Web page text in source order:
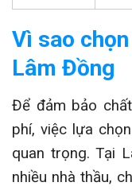
Vì sao
Lâm Đồng
Để đảm bảo
phí, việc lựa
quan trọng. Tại
nhiều nhà thầu,